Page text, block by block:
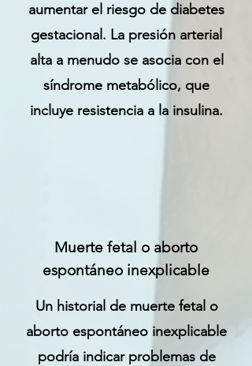
aumentar el riesgo de diabetes
gestacional. La presión arterial
alta a menudo se asocia con el
síndrome metabólico, que
incluye resistencia a la insulina.
Muerte fetal o aborto
espontáneo inexplicable
Un historial de muerte fetal o
aborto espontáneo inexplicable
podría indicar problemas de